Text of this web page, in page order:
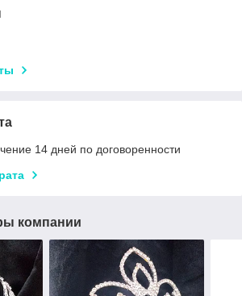
14 дней по договоренности
компании